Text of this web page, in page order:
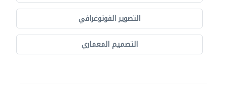
التصوير الفوتوغرافي
التصميم المعماري